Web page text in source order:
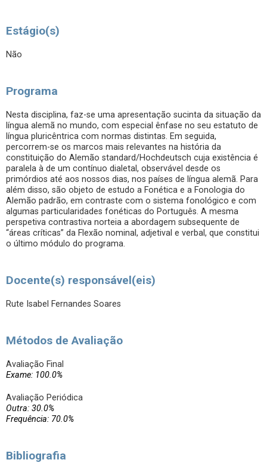
Estágio(s)
Não
Programa
Nesta disciplina, faz-se uma apresentação sucinta da situação da
língua alemã no mundo, com especial ênfase no seu estatuto de
língua pluricêntrica com normas distintas. Em seguida,
percorrem-se os marcos mais relevantes na história da
constituição do Alemão standard/Hochdeutsch cuja existência é
paralela à de um contínuo dialetal, observável desde os
primórdios até aos nossos dias, nos países de língua alemã. Para
além disso, são objeto de estudo a Fonética e a Fonologia do
Alemão padrão, em contraste com o sistema fonológico e com
algumas particularidades fonéticas do Português. A mesma
perspetiva contrastiva norteia a abordagem subsequente de
“áreas críticas” da Flexão nominal, adjetival e verbal, que constitui
o último módulo do programa.
Docente(s) responsável(eis)
Rute Isabel Fernandes Soares
Métodos de Avaliação
Avaliação Final
Exame: 100.0%
Avaliação Periódica
Outra: 30.0%
Frequência: 70.0%
Bibliografia